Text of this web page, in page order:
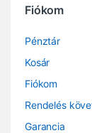
Fiókom
Pénztár
Kosár
Fiókom
Rendelés
Garancia